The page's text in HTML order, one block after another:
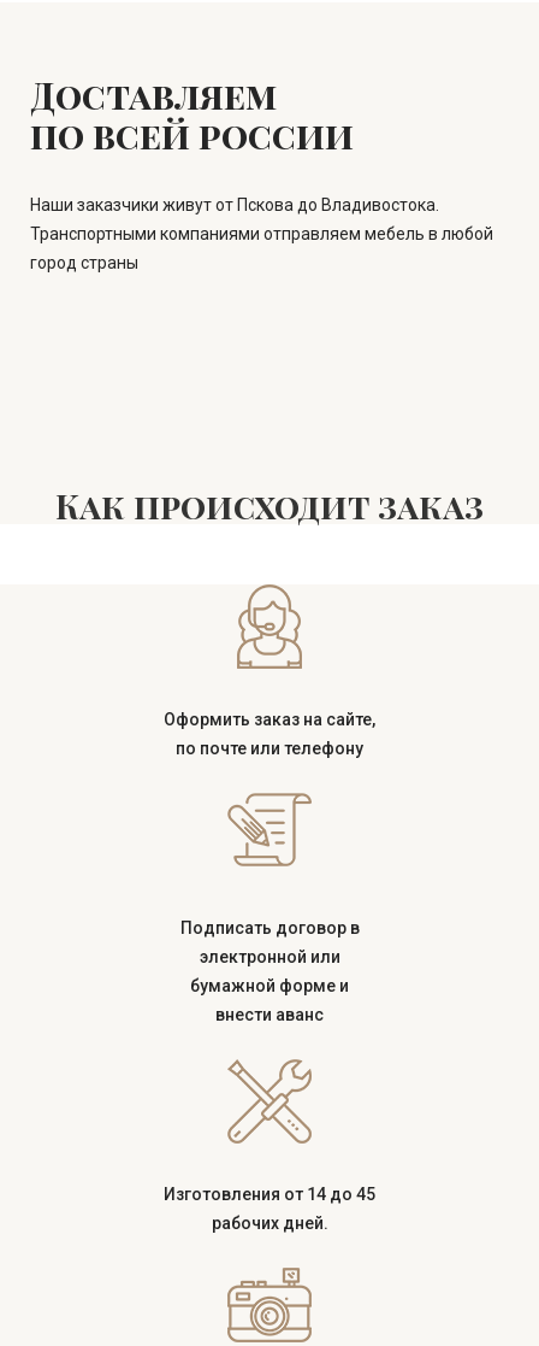
Доставляем
по всей россии
Наши заказчики живут от Пскова до Владивостока.
Транспортными компаниями отправляем мебель в любой
город страны
Как происходит заказ
Оформить заказ на сайте,
по почте или телефону
Подписать договор в
электронной или
бумажной форме и
внести аванс
Изготовления от 14 до 45
рабочих дней.